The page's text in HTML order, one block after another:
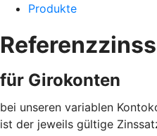
Produkte
für Girokonten
bei unseren variablen
ist der jeweils gültige